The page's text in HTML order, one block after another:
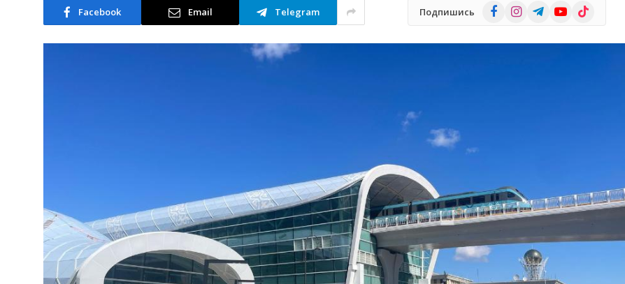
Facebook Email Telegram Подпишись FacebookInstagramTelegramYouTube
TikTok